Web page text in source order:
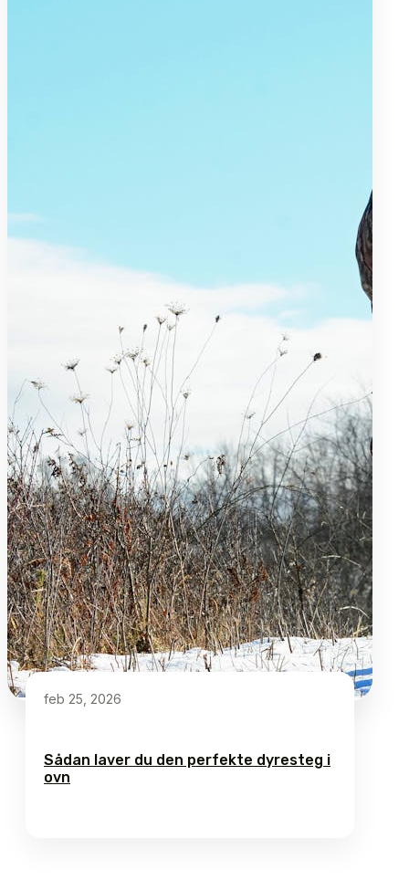
feb 25, 2026
Sådan laver du den perfekte dyresteg i
ovn